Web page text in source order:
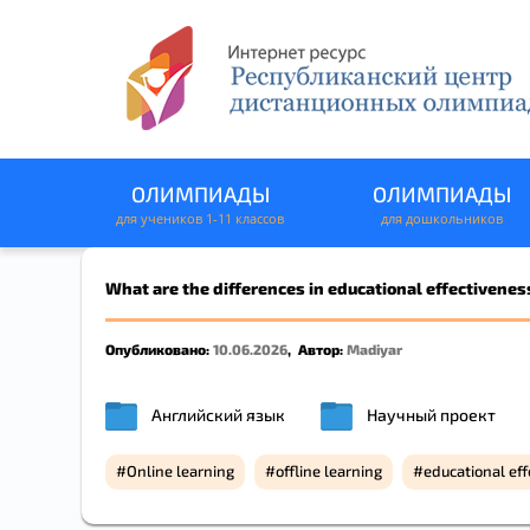
ОЛИМПИАДЫ
для учеников 1-11 классов
ОЛИМПИАДЫ
для дошкольников
What are the differences in educational
Опубликовано: 10.06.2026, Автор: Madiyar
Английский язык Научный проект
Online learning offline learning educational
ЗАЯВКА